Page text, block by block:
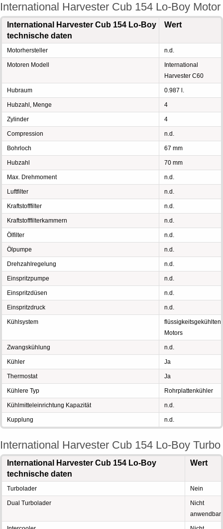
International Harvester Cub 154 Lo-Boy Motor
International Harvester Cub 154 Lo-Boy
technische daten
Wert
Motorhersteller n.d.
Motoren Modell
International
Harvester C60
Hubraum 0.987 l.
Hubzahl, Menge 4
Zylinder 4
Compression n.d.
Bohrloch 67 mm
Hubzahl 70 mm
Max. Drehmoment n.d.
Luftfilter n.d.
Kraftstofffilter n.d.
Kraftstofffilterkammern n.d.
Ölfilter n.d.
Ölpumpe n.d.
Drehzahlregelung n.d.
Einspritzpumpe n.d.
Einspritzdüsen n.d.
Einspritzdruck n.d.
Kühlsystem
flüssigkeitsgekühlten
Motors
Zwangskühlung n.d.
Kühler Ja
Thermostat Ja
Kühlere Typ Rohrplattenkühler
Kühlmitteleinrichtung Kapazität n.d.
Kupplung n.d.
International Harvester Cub 154 Lo-Boy Turbo
International Harvester Cub 154 Lo-Boy
technische daten
Wert
Turbolader Nein
Dual Turbolader
Nicht
anwendbar